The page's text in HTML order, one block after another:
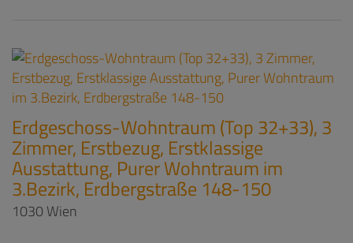
Erdgeschoss-Wohntraum (Top 32+33), 3
Zimmer, Erstbezug, Erstklassige
Ausstattung, Purer Wohntraum im
3.Bezirk, Erdbergstraße 148-150
1030 Wien